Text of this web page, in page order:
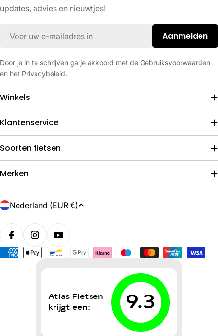
updates, advies en nieuwtjes!
Aanmelden
Door je in te schrijven ga je akkoord met de Gebruiksvoorwaarden
en het Privacybeleid.
Winkels
Klantenservice
Soorten fietsen
Merken
L
n
d
/
Nederland (EUR €)
Betaalmethoden